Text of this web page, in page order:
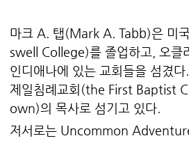
마크 A. 탭(Mark A. Tabb)은 미
swell College)를 졸업하고, 오클
인디애나에 있는 교회들을 섬겼
제일침례교회(the First Baptist
own)의 목사로 섬기고 있다.
저서로는 Uncommon